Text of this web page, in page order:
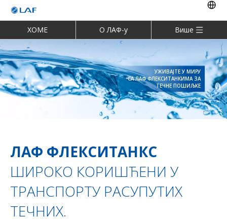
ХОМЕ О ЛАФ-у Више
УЖИВАЈТЕ У МИРУ
СА ЛАФ ФЛЕКСИТАНКИМА ЗА
ТЕЧНЕ ПОШИЉКЕ
ЛАФ ФЛЕКСИТАНКС
ШИРОКО КОРИШЋЕНИ У
ТРАНСПОРТУ РАСУПУТИХ
ТЕЧНИХ.